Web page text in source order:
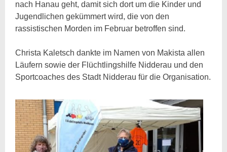
nach Hanau geht, damit sich dort um die Kinder und
Jugendlichen gekümmert wird, die von den
rassistischen Morden im Februar betroffen sind.
Christa Kaletsch dankte im Namen von Makista allen
Läufern sowie der Flüchtlingshilfe Nidderau und den
Sportcoaches des Stadt Nidderau für die Organisation.